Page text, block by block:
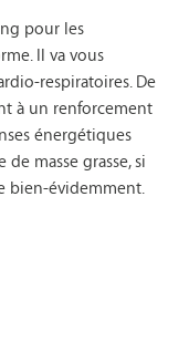
pour les
Il va vous
respiratoires. De
à un renforcement
énergétiques
masse grasse, si
bien-évidemment.